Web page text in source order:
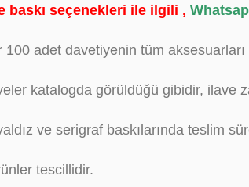
baskı seçenekleri ile ilgili ,
100 adet davetiyenin tüm
katalogda görüldüğü gibidir, ilave
ve serigraf baskılarında teslim
tescillidir.